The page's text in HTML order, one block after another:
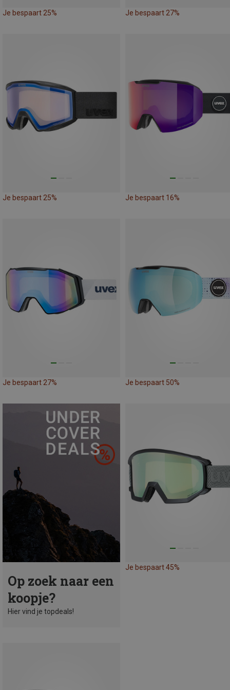
Je bespaart 25% Je bespaart 27%
Je bespaart 25% Je bespaart 16%
Je bespaart 27% Je bespaart 50%
Op zoek naar een
koopje?
Hier vind je topdeals!
Je bespaart 45%